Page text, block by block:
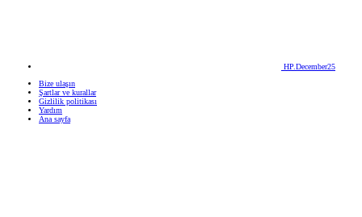
HP.December25
Bize ulaşın
Şartlar ve kurallar
Gizlilik politikası
Yardım
Ana sayfa